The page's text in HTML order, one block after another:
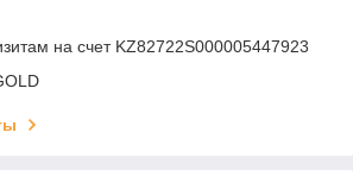
на счет KZ82722S000005447923